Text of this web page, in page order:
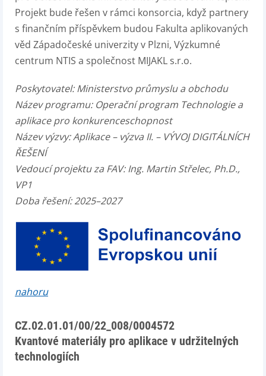
Projekt bude řešen v rámci konsorcia, když partnery
s finančním příspěvkem budou Fakulta aplikovaných
věd Západočeské univerzity v Plzni, Výzkumné
centrum NTIS a společnost MIJAKL s.r.o.
Poskytovatel: Ministerstvo průmyslu a obchodu
Název programu: Operační program Technologie a
aplikace pro konkurenceschopnost
Název výzvy: Aplikace – výzva II. – VÝVOJ DIGITÁLNÍCH
ŘEŠENÍ
Vedoucí projektu za FAV: Ing. Martin Střelec, Ph.D.,
VP1
Doba řešení: 2025–2027
nahoru
CZ.02.01.01/00/22_008/0004572
Kvantové materiály pro aplikace v udržitelných
technologiích